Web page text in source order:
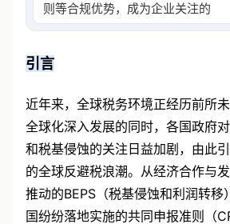
则等合规优势，成为企业关注的焦
反
近年来，全球税务环境正经历前所
全球化深入发展的同时，各国政府
和税基侵蚀的关注日益加剧，由此引
的全球反避税浪潮。从经济合作与发
推动的BEPS（税基侵蚀和利润转移